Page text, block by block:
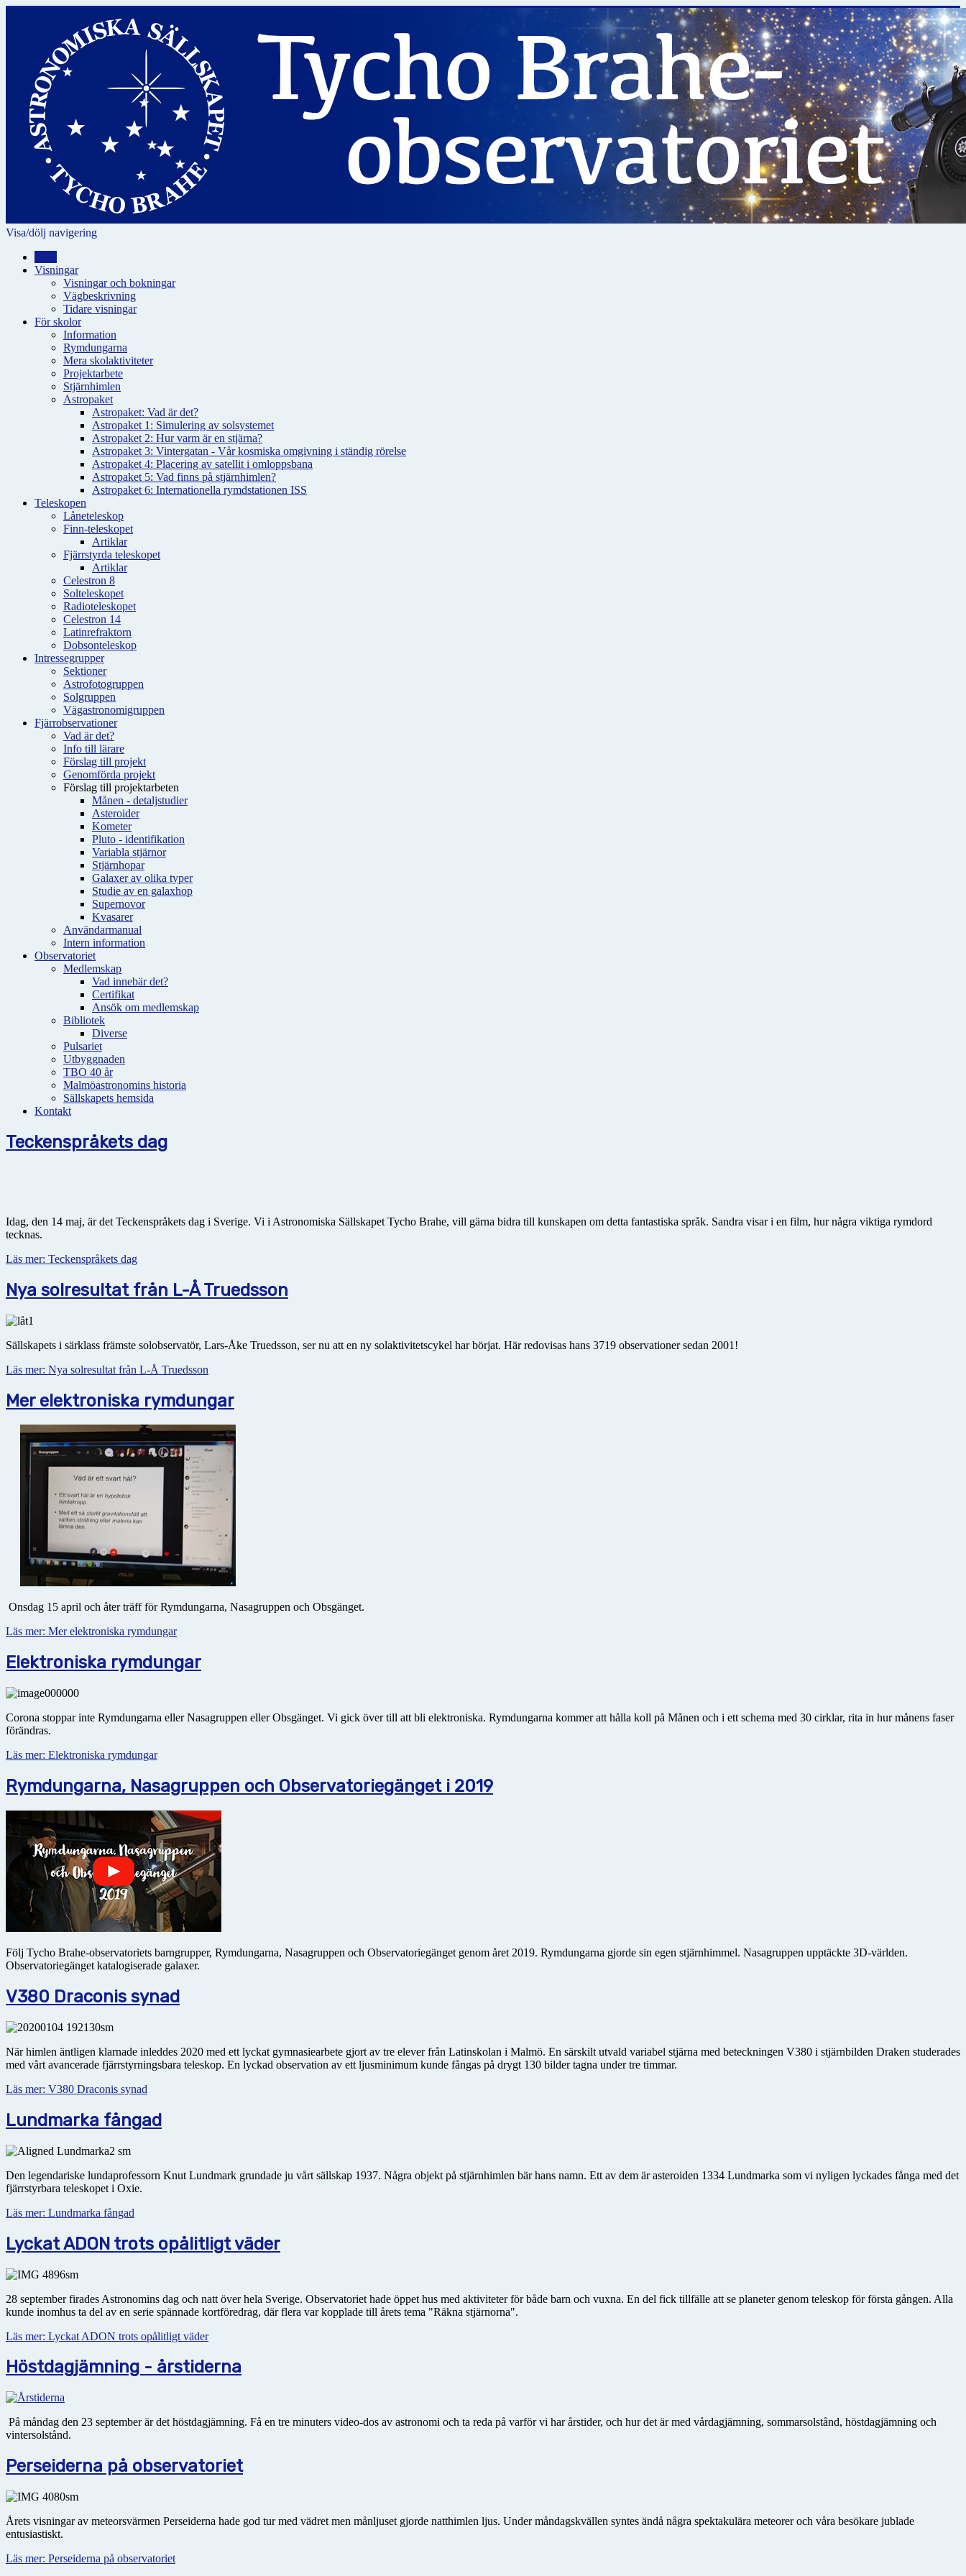
Visa/dölj navigering
Visningar
Visningar och bokningar
Vägbeskrivning
Tidare visningar
För skolor
Information
Rymdungarna
Mera skolaktiviteter
Projektarbete
Stjärnhimlen
Astropaket
Astropaket: Vad är det?
Astropaket 1: Simulering av solsystemet
Astropaket 2: Hur varm är en stjärna?
Astropaket 3: Vintergatan - Vår kosmiska omgivning i ständig rörelse
Astropaket 4: Placering av satellit i omloppsbana
Astropaket 5: Vad finns på stjärnhimlen?
Astropaket 6: Internationella rymdstationen ISS
Teleskopen
Låneteleskop
Finn-teleskopet
Artiklar
Fjärrstyrda teleskopet
Artiklar
Celestron 8
Solteleskopet
Radioteleskopet
Celestron 14
Latinrefraktorn
Dobsonteleskop
Intressegrupper
Sektioner
Astrofotogruppen
Solgruppen
Vägastronomigruppen
Fjärrobservationer
Vad är det?
Info till lärare
Förslag till projekt
Genomförda projekt
Förslag till projektarbeten
Månen - detaljstudier
Asteroider
Kometer
Pluto - identifikation
Variabla stjärnor
Stjärnhopar
Galaxer av olika typer
Studie av en galaxhop
Supernovor
Kvasarer
Användarmanual
Intern information
Observatoriet
Medlemskap
Vad innebär det?
Certifikat
Ansök om medlemskap
Bibliotek
Diverse
Pulsariet
Utbyggnaden
TBO 40 år
Malmöastronomins historia
Sällskapets hemsida
Kontakt
Teckenspråkets dag
Idag, den 14 maj, är det Teckenspråkets dag i Sverige. Vi i Astronomiska Sällskapet Tycho Brahe, vill gärna bidra till kunskapen om detta fantastiska språk. Sandra visar i en film, hur några viktiga rymdord
tecknas.
Läs mer: Teckenspråkets dag
Nya solresultat från L-Å Truedsson
Sällskapets i särklass främste solobservatör, Lars-Åke Truedsson, ser nu att en ny solaktivitetscykel har börjat. Här redovisas hans 3719 observationer sedan 2001!
Läs mer: Nya solresultat från L-Å Truedsson
Mer elektroniska rymdungar
Onsdag 15 april och åter träff för Rymdungarna, Nasagruppen och Obsgänget.
Läs mer: Mer elektroniska rymdungar
Elektroniska rymdungar
Corona stoppar inte Rymdungarna eller Nasagruppen eller Obsgänget. Vi gick över till att bli elektroniska. Rymdungarna kommer att hålla koll på Månen och i ett schema med 30 cirklar, rita in hur månens faser
förändras.
Läs mer: Elektroniska rymdungar
Rymdungarna, Nasagruppen och Observatoriegänget i 2019
Följ Tycho Brahe-observatoriets barngrupper, Rymdungarna, Nasagruppen och Observatoriegänget genom året 2019. Rymdungarna gjorde sin egen stjärnhimmel. Nasagruppen upptäckte 3D-världen.
Observatoriegänget katalogiserade galaxer.
V380 Draconis synad
När himlen äntligen klarnade inleddes 2020 med ett lyckat gymnasiearbete gjort av tre elever från Latin­skolan i Malmö. En särskilt utvald variabel stjärna med beteckningen V380 i stjärnbilden Draken studerades
med vårt avancerade fjärrstyrningsbara teleskop. En lyckad observation av ett ljusminimum kunde fångas på drygt 130 bilder tagna under tre timmar.
Läs mer: V380 Draconis synad
Lundmarka fångad
Den legendariske lundaprofessorn Knut Lundmark grundade ju vårt sällskap 1937. Några objekt på stjärnhimlen bär hans namn. Ett av dem är asteroiden 1334 Lundmarka som vi nyligen lyckades fånga med det
fjärrstyrbara teleskopet i Oxie.
Läs mer: Lundmarka fångad
Lyckat ADON trots opålitligt väder
28 september firades Astronomins dag och natt över hela Sverige. Observatoriet hade öppet hus med aktiviteter för både barn och vuxna. En del fick tillfälle att se planeter genom teleskop för första gången. Alla
kunde inomhus ta del av en serie spännade kortföredrag, där flera var kopplade till årets tema "Räkna stjärnorna".
Läs mer: Lyckat ADON trots opålitligt väder
Höstdagjämning - årstiderna
På måndag den 23 september är det höstdagjämning. Få en tre minuters video-dos av astronomi och ta reda på varför vi har årstider, och hur det är med vårdagjämning, sommarsolstånd, höstdagjämning och
vintersolstånd.
Perseiderna på observatoriet
Årets visningar av meteorsvärmen Perseiderna hade god tur med vädret men månljuset gjorde natthimlen ljus. Under måndagskvällen syntes ändå några spektakulära meteorer och våra besökare jublade
entusiastiskt.
Läs mer: Perseiderna på observatoriet